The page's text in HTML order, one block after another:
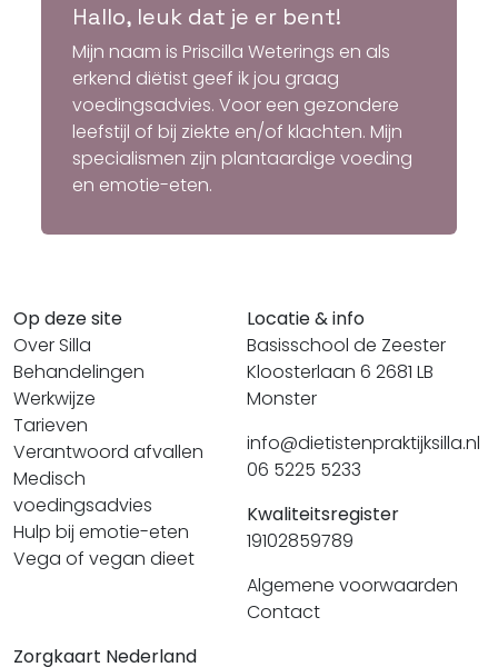
Hallo, leuk dat je er bent!
Mijn naam is Priscilla Weterings en als
erkend diëtist geef ik jou graag
voedingsadvies. Voor een gezondere
leefstijl of bij ziekte en/of klachten. Mijn
specialismen zijn plantaardige voeding
en emotie-eten.
Op deze site
Over Silla
Behandelingen
Werkwijze
Tarieven
Verantwoord afvallen
Medisch
voedingsadvies
Hulp bij emotie-eten
Vega of vegan dieet
Locatie & info
Basisschool de Zeester
Kloosterlaan 6 2681 LB
Monster
info@dietistenpraktijksilla.nl
06 5225 5233
Kwaliteitsregister
19102859789
Algemene voorwaarden
Contact
Zorgkaart Nederland